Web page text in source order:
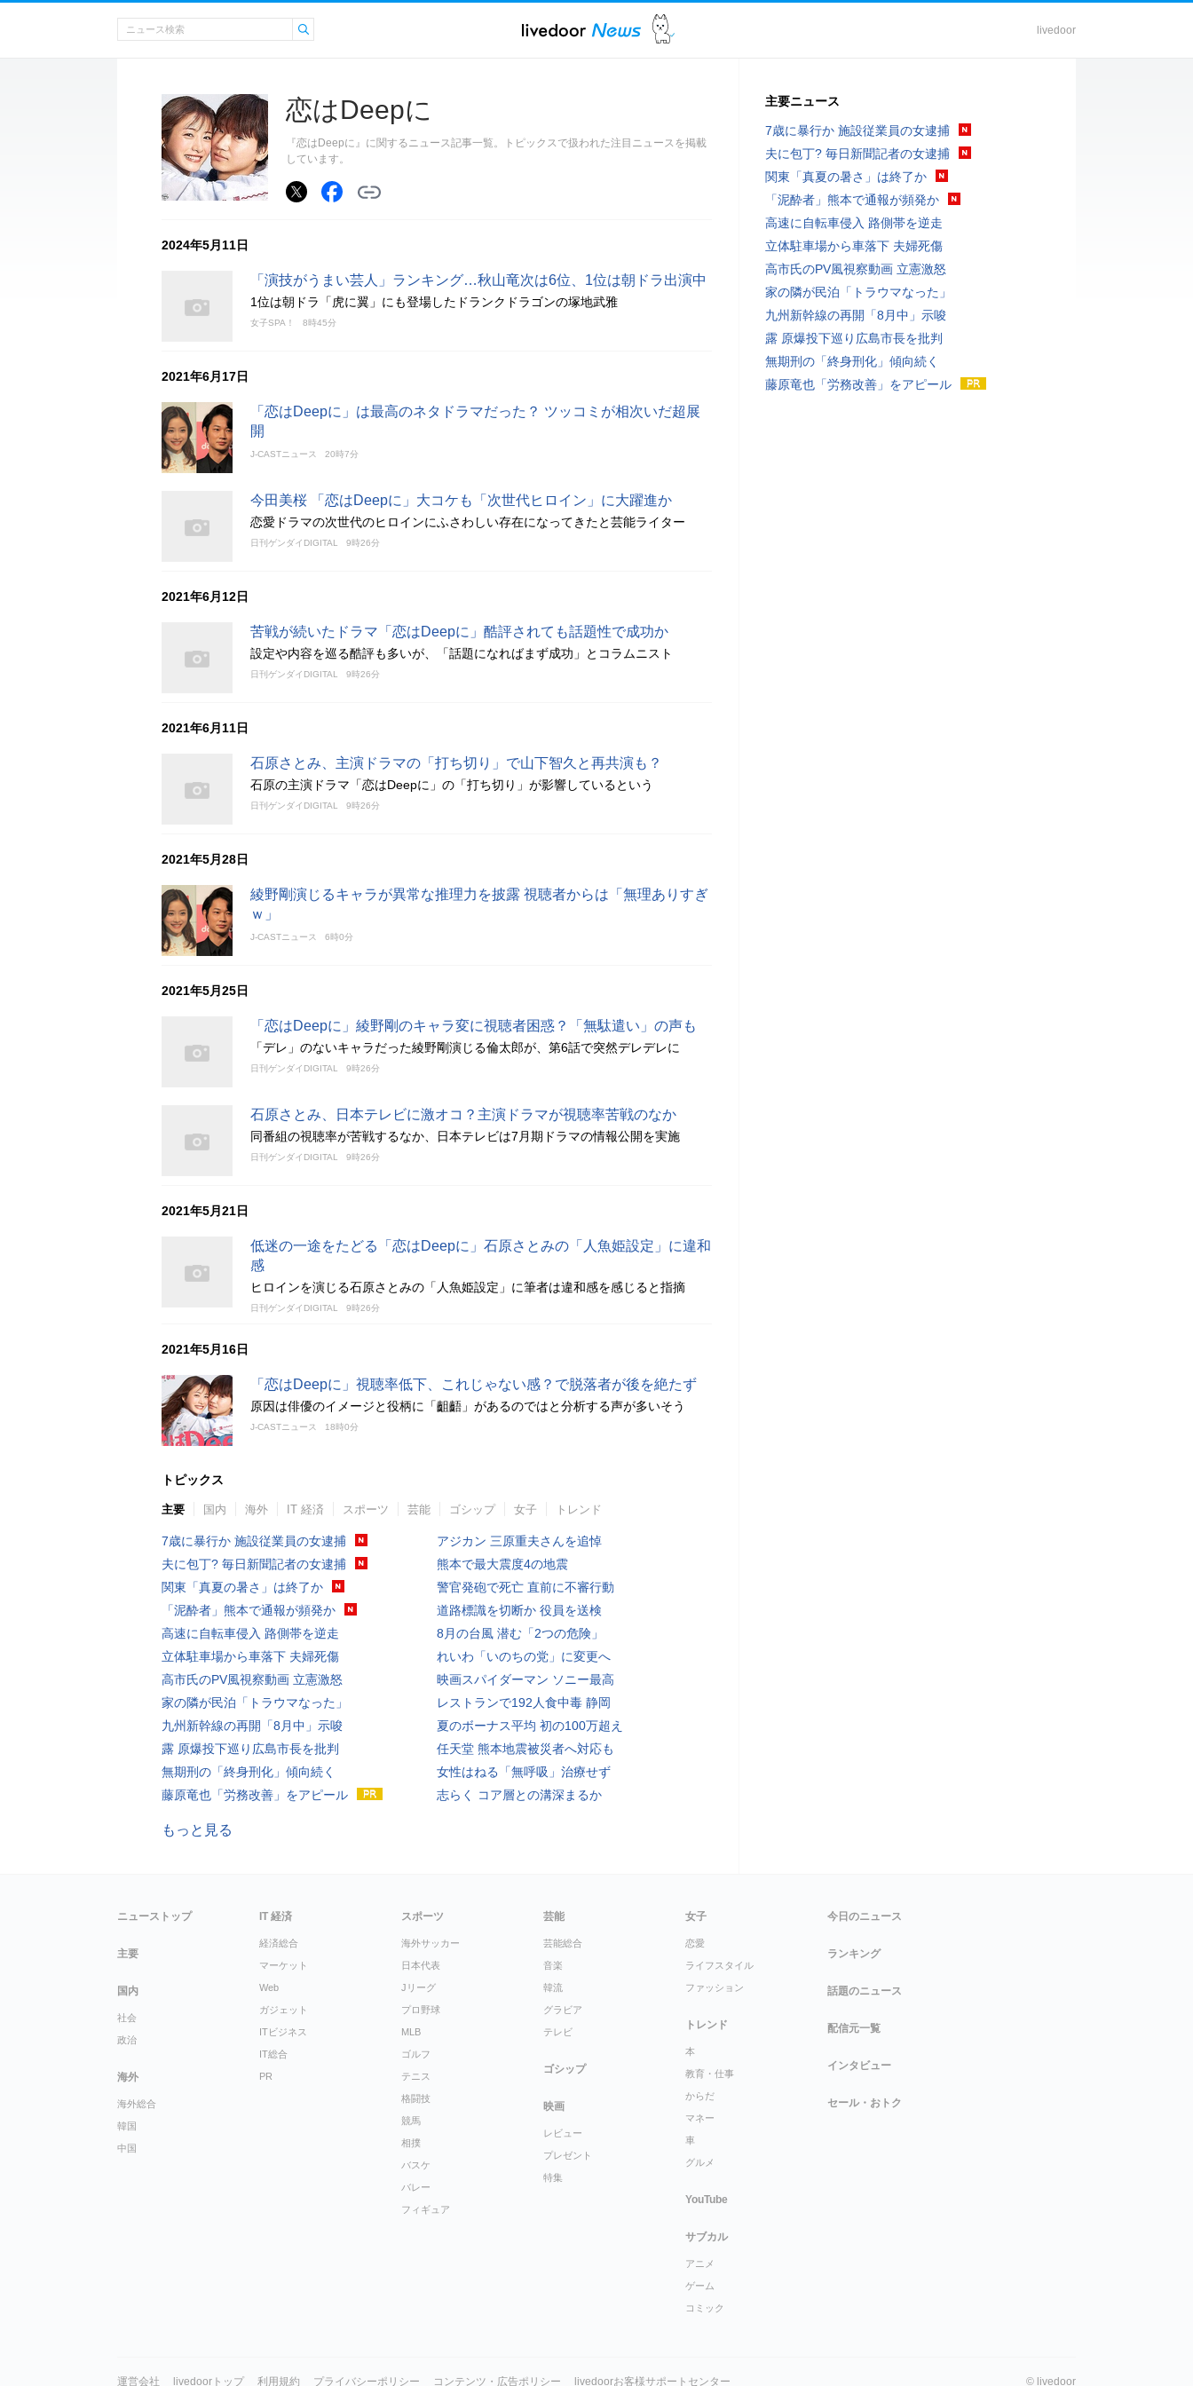
livedoor
恋はDeepに
『恋はDeepに』に関するニュース記事一覧。トピックスで扱われた注目ニュースを掲載
しています。
2024年5月11日
「演技がうまい芸人」ランキング…秋山竜次は6位、1位は朝ドラ出演中
1位は朝ドラ「虎に翼」にも登場したドランクドラゴンの塚地武雅
女子SPA！ 8時45分
2021年6月17日
「恋はDeepに」は最高のネタドラマだった？ ツッコミが相次いだ超展
開
J-CASTニュース 20時7分
今田美桜 「恋はDeepに」大コケも「次世代ヒロイン」に大躍進か
恋愛ドラマの次世代のヒロインにふさわしい存在になってきたと芸能ライター
日刊ゲンダイDIGITAL 9時26分
2021年6月12日
苦戦が続いたドラマ「恋はDeepに」酷評されても話題性で成功か
設定や内容を巡る酷評も多いが、「話題になればまず成功」とコラムニスト
日刊ゲンダイDIGITAL 9時26分
2021年6月11日
石原さとみ、主演ドラマの「打ち切り」で山下智久と再共演も？
石原の主演ドラマ「恋はDeepに」の「打ち切り」が影響しているという
日刊ゲンダイDIGITAL 9時26分
2021年5月28日
綾野剛演じるキャラが異常な推理力を披露 視聴者からは「無理ありすぎ
ｗ」
J-CASTニュース 6時0分
2021年5月25日
「恋はDeepに」綾野剛のキャラ変に視聴者困惑？「無駄遣い」の声も
「デレ」のないキャラだった綾野剛演じる倫太郎が、第6話で突然デレデレに
日刊ゲンダイDIGITAL 9時26分
石原さとみ、日本テレビに激オコ？主演ドラマが視聴率苦戦のなか
同番組の視聴率が苦戦するなか、日本テレビは7月期ドラマの情報公開を実施
日刊ゲンダイDIGITAL 9時26分
2021年5月21日
低迷の一途をたどる「恋はDeepに」石原さとみの「人魚姫設定」に違和
感
ヒロインを演じる石原さとみの「人魚姫設定」に筆者は違和感を感じると指摘
日刊ゲンダイDIGITAL 9時26分
2021年5月16日
「恋はDeepに」視聴率低下、これじゃない感？で脱落者が後を絶たず
原因は俳優のイメージと役柄に「齟齬」があるのではと分析する声が多いそう
J-CASTニュース 18時0分
トピックス
主要 国内 海外 IT 経済 スポーツ 芸能 ゴシップ 女子 トレンド
7歳に暴行か 施設従業員の女逮捕
夫に包丁? 毎日新聞記者の女逮捕
関東「真夏の暑さ」は終了か
「泥酔者」熊本で通報が頻発か
高速に自転車侵入 路側帯を逆走
立体駐車場から車落下 夫婦死傷
高市氏のPV風視察動画 立憲激怒
家の隣が民泊「トラウマなった」
九州新幹線の再開「8月中」示唆
露 原爆投下巡り広島市長を批判
無期刑の「終身刑化」傾向続く
藤原竜也「労務改善」をアピール
アジカン 三原重夫さんを追悼
熊本で最大震度4の地震
警官発砲で死亡 直前に不審行動
道路標識を切断か 役員を送検
8月の台風 潜む「2つの危険」
れいわ「いのちの党」に変更へ
映画スパイダーマン ソニー最高
レストランで192人食中毒 静岡
夏のボーナス平均 初の100万超え
任天堂 熊本地震被災者へ対応も
女性はねる「無呼吸」治療せず
志らく コア層との溝深まるか
もっと見る
主要ニュース
7歳に暴行か 施設従業員の女逮捕
夫に包丁? 毎日新聞記者の女逮捕
関東「真夏の暑さ」は終了か
「泥酔者」熊本で通報が頻発か
高速に自転車侵入 路側帯を逆走
立体駐車場から車落下 夫婦死傷
高市氏のPV風視察動画 立憲激怒
家の隣が民泊「トラウマなった」
九州新幹線の再開「8月中」示唆
露 原爆投下巡り広島市長を批判
無期刑の「終身刑化」傾向続く
藤原竜也「労務改善」をアピール
ニューストップ
主要
国内
社会
政治
海外
海外総合
韓国
中国
IT 経済
経済総合
マーケット
Web
ガジェット
ITビジネス
IT総合
PR
スポーツ
海外サッカー
日本代表
Jリーグ
プロ野球
MLB
ゴルフ
テニス
格闘技
競馬
相撲
バスケ
バレー
フィギュア
芸能
芸能総合
音楽
韓流
グラビア
テレビ
ゴシップ
映画
レビュー
プレゼント
特集
女子
恋愛
ライフスタイル
ファッション
トレンド
本
教育・仕事
からだ
マネー
車
グルメ
YouTube
サブカル
アニメ
ゲーム
コミック
今日のニュース
ランキング
話題のニュース
配信元一覧
インタビュー
セール・おトク
運営会社 livedoorトップ 利用規約 プライバシーポリシー コンテンツ・広告ポリシー livedoorお客様サポートセンター © livedoor